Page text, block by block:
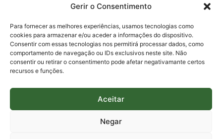
Gerir o Consentimento
Para fornecer as melhores experiências, usamos tecnologias como
cookies para armazenar e/ou aceder a informações do dispositivo.
Consentir com essas tecnologias nos permitirá processar dados, como
comportamento de navegação ou IDs exclusivos neste site. Não
consentir ou retirar o consentimento pode afetar negativamante certos
recursos e funções.
Aceitar
Negar
Para assuntos relacionados à Pesquisa
pesquisa@fapesc.sc.gov.br
Para assuntos relacionados à Inovação
inovacao@fapesc.sc.gov.br
Para assuntos relacionados à Bolsas
bolsas@fapesc.sc.gov.br
Para assuntos relacionados à Prestação de Contas
Para assuntos relacionados à Plataforma
plataforma@fapesc.sc.gov.br
Jair Artur da Silva dpo@fapesc.sc.gov.br 3665-4831